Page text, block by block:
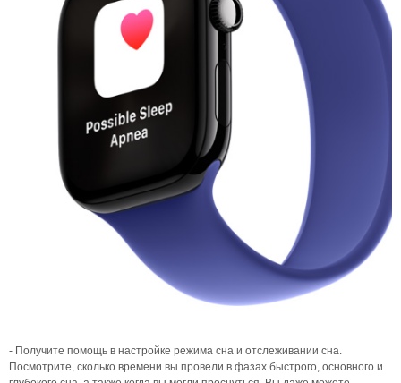
- Получите помощь в настройке режима сна и отслеживании сна.
Посмотрите, сколько времени вы провели в фазах быстрого, основного и